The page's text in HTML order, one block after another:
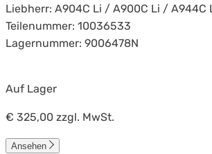
Liebherr: A904C Li / A900C Li / A944C
Teilenummer: 10036533
Lagernummer: 9006478N
Auf Lager
€ 325,00zzgl. MwSt.
Ansehen